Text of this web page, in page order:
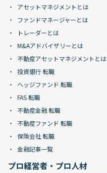
アセットマネジメントとは
ファンドマネージャーとは
トレーダーとは
M&Aアドバイザリーとは
不動産アセットマネジメントとは
投資銀行 転職
ヘッジファンド 転職
FAS 転職
不動産金融 転職
不動産ファンド 転職
保険会社 転職
金融記事一覧
プロ経営者・プロ人材